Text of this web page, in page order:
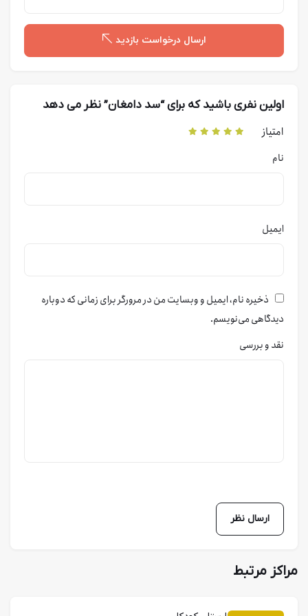
ارسال درخواست بازدید
اولین نفری باشید که برای “سد دامغان” نظر می دهد
امتیاز
نام
ایمیل
ذخیره نام، ایمیل و وبسایت من در مرورگر برای زمانی که دوباره
دیدگاهی می‌نویسم.
نقد و بررسی
مراکز مرتبط